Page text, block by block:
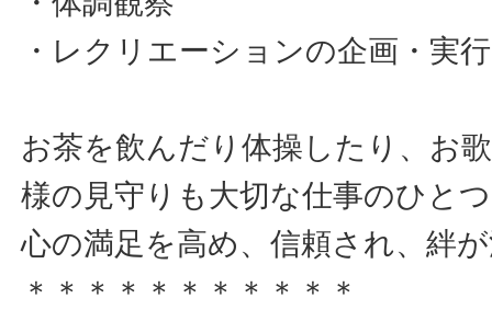
・レクリエーションの企画・実
お茶を飲んだり体操したり、お
様の見守りも大切な仕事のひと
心の満足を高め、信頼され、絆
＊＊＊＊＊＊＊＊＊＊＊